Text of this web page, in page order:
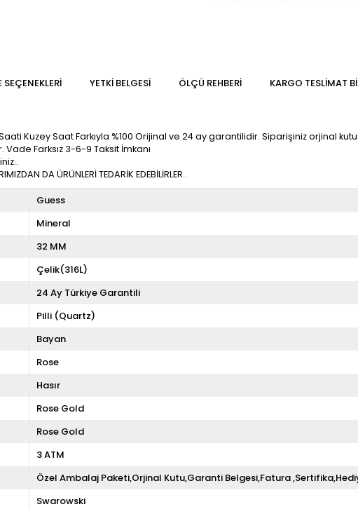
SEÇENEKLERI YETKİ BELGESİ ÖLÇÜ REHBERI KARGO TESLIMAT
Kuzey Saat Farkıyla %100 Orijinal ve 24 ay garantilidir. Siparişiniz orjinal
Farksız 3-6-9 Taksit İmkanı
DA ÜRÜNLERİ TEDARİK EDEBİLİRLER..
Guess
Mineral
32 MM
Çelik(316L)
24 Ay Türkiye Garantili
Pilli (Quartz)
Bayan
Rose
Hasır
Rose Gold
Rose Gold
3 ATM
Özel Ambalaj Paketi,Orjinal Kutu,Garanti Belgesi,Fatura
Swarowski